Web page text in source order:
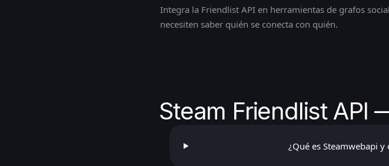
Integra la Friendlist API en herramientas de grafos
necesiten saber quién se conecta con quién.
Steam Friendlist API
¿Qué es Steamwebapi